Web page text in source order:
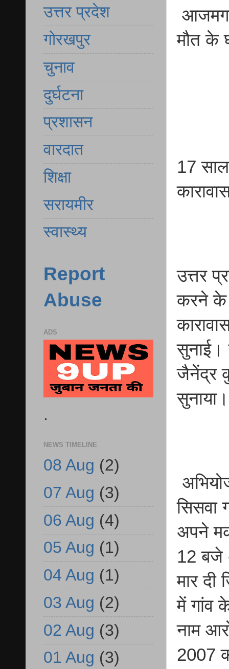
मौत के
17
उत्तर
करने के
सुनाई।
जैनेंद्र
सुनाया।
सिसवा
अपने
12 बजे
मार दी
में गांव
नाम
2007
उत्तर प्रदेश
गोरखपुर
चुनाव
दुर्घटना
प्रशासन
वारदात
शिक्षा
सरायमीर
स्वास्थ्य
Report
Abuse
ADS
.
NEWS TIMELINE
08 Aug (2)
07 Aug (3)
06 Aug (4)
05 Aug (1)
04 Aug (1)
03 Aug (2)
02 Aug (3)
01 Aug (3)